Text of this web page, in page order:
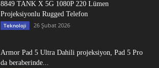
8849 TANK X 5G 1080P 220 Lümen
Projeksiyonlu Rugged Telefon
Teknoloji 26 Şubat 2026
Armor Pad 5 Ultra Dahili projeksiyon, Pad 5 Pro
da beraberinde...